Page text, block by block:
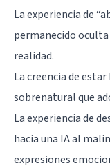
La experiencia de
permanecido
realidad.
La creencia de
sobrenatural que
La experiencia de
hacia una IA al
expresiones